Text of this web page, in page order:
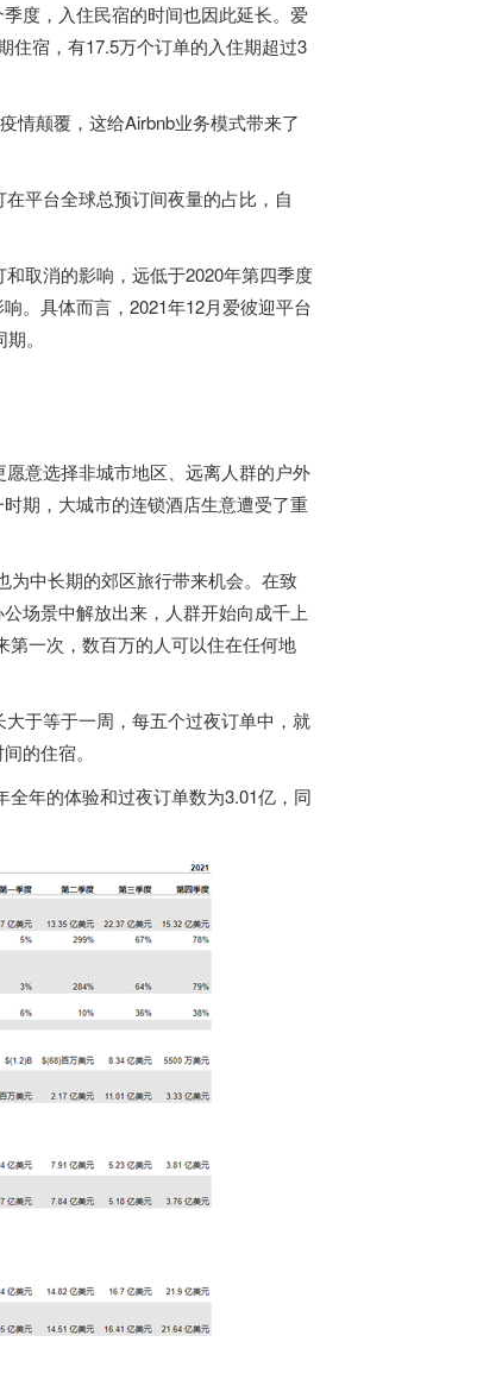
度，入住民宿的时间也因此延长。爱
住宿，有17.5万个订单的入住期超过3
情颠覆，这给Airbnb业务模式带来了
平台全球总预订间夜量的占比，自
取消的影响，远低于2020年第四季度
。具体而言，2021年12月爱彼迎平台
。
意选择非城市地区、远离人群的户外
期，大城市的连锁酒店生意遭受了重
为中长期的郊区旅行带来机会。在致
场景中解放出来，人群开始向成千上
第一次，数百万的人可以住在任何地
于等于一周，每五个过夜订单中，就
的住宿。
年的体验和过夜订单数为3.01亿，同